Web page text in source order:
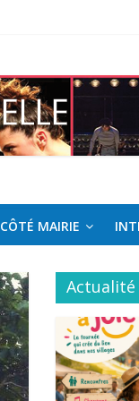
CÔTÉ MAIRIE
Actualité